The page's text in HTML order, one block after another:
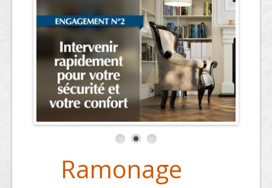
Contact et devis
Ramonage